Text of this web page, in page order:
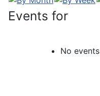
Events for
No events